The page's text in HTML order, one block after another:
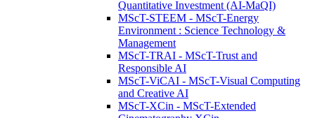
Quantitative Investment (AI-MaQI)
MScT-STEEM - MScT-Energy
Environment : Science Technology &
Management
MScT-TRAI - MScT-Trust and
Responsible AI
MScT-ViCAI - MScT-Visual Computing
and Creative AI
MScT-XCin - MScT-Extended